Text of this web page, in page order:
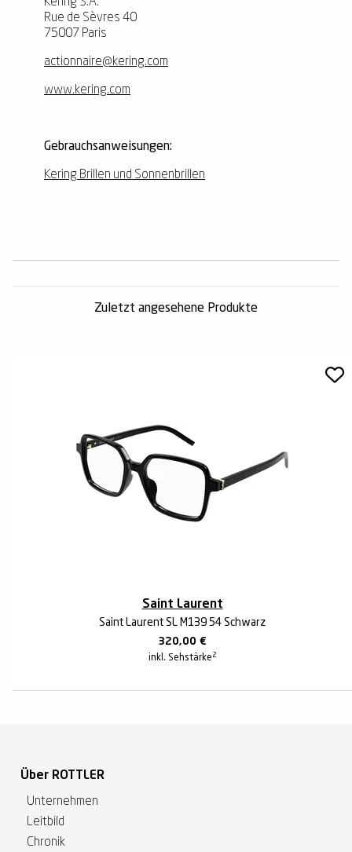
Kering S.A.
Rue de Sèvres 40
75007 Paris
actionnaire@kering.com
www.kering.com
Gebrauchsanweisungen:
Kering Brillen und Sonnenbrillen
Zuletzt angesehene Produkte
Saint Laurent
Saint Laurent SL M139 54 Schwarz
320,00 €
inkl. Sehstärke 2
Über ROTTLER
Unternehmen
Leitbild
Chronik